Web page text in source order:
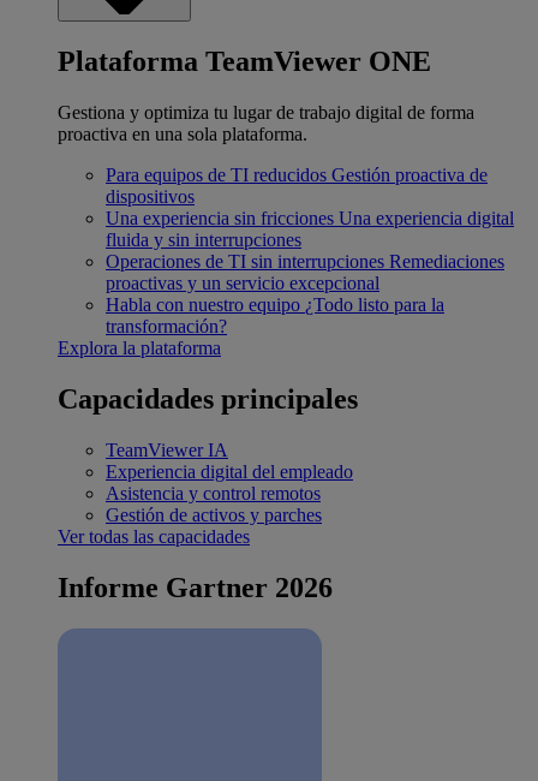
Plataforma TeamViewer ONE
Gestiona y optimiza tu lugar de trabajo digital de forma
proactiva en una sola plataforma.
Para equipos de TI reducidos Gestión proactiva de
dispositivos
Una experiencia sin fricciones Una experiencia digital
fluida y sin interrupciones
Operaciones de TI sin interrupciones Remediaciones
proactivas y un servicio excepcional
Habla con nuestro equipo ¿Todo listo para la
transformación?
Explora la plataforma
Capacidades principales
TeamViewer IA
Experiencia digital del empleado
Asistencia y control remotos
Gestión de activos y parches
Ver todas las capacidades
Informe Gartner 2026